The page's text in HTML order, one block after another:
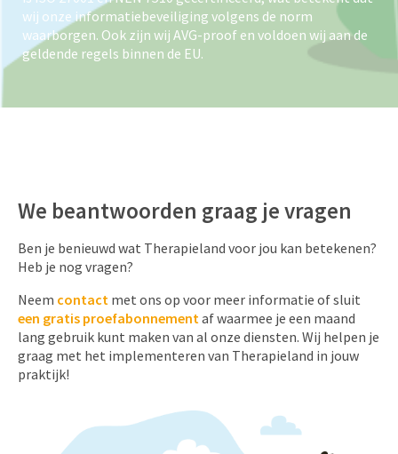
wij onze informatiebeveiliging volgens de norm
waarborgen. Ook zijn wij AVG-proof en voldoen wij aan de
geldende regels binnen de EU.
We beantwoorden graag je vragen
Ben je benieuwd wat Therapieland voor jou kan betekenen?
Heb je nog vragen?
Neem contact met ons op voor meer informatie of sluit
een gratis proefabonnementaf waarmee je een maand
lang gebruik kunt maken van al onze diensten. Wij helpen je
graag met het implementeren van Therapieland in jouw
praktijk!